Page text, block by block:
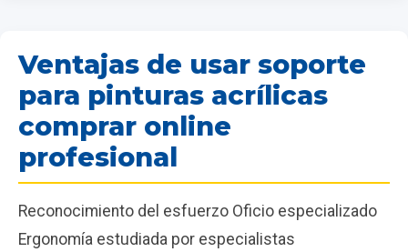
Ventajas de usar soporte
para pinturas acrílicas
comprar online
profesional
Reconocimiento del esfuerzo Oficio especializado
Ergonomía estudiada por especialistas